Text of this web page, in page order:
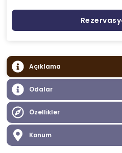
Açıklama
Odalar
Özellikler
Konum